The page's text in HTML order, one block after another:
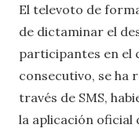
El televoto de
de dictaminar el
participantes en el
consecutivo, se ha
través de SMS,
la aplicación oficial